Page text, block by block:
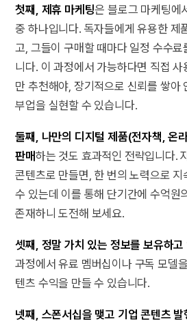
첫째, 제휴 마케팅은 블로그 마케팅에
중 하나입니다. 독자들에게 유용한 제
고, 그들이 구매할 때마다 일정 수수
니다. 이 과정에서 가능하다면 직접
만 추천해야, 장기적으로 신뢰를 쌓아
부업을 실현할 수 있습니다.
둘째, 나만의 디지털 제품(전자책, 온
판매하는 것도 효과적인 전략입니다.
콘텐츠로 만들면, 한 번의 노력으로
수 있는데 이를 통해 단기간에 수억원
존재하니 도전해 보세요.
셋째, 정말 가치 있는 정보를 보유하
과정에서 유료 멤버십이나 구독 모델
텐츠 수익을 만들 수 있습니다.
넷째, 스폰서십을 맺고 기업 콘텐츠